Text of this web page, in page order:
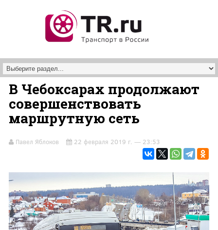
В Чебоксарах продолжают
совершенствовать
маршрутную сеть
Павел Яблоков 22 февраля 2019 г. — 23:53